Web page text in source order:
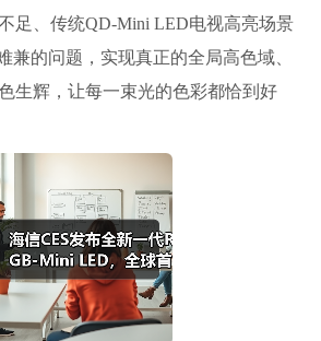
足、传统QD-Mini LED电视高亮场景
兼的问题，实现真正的全局高色域、
生辉，让每一束光的色彩都恰到好